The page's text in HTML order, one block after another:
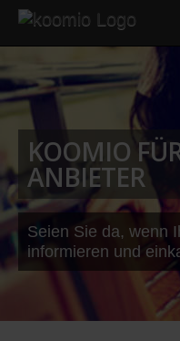
KOOMIO
ANBIETER
Seien Sie da, wenn
informieren und